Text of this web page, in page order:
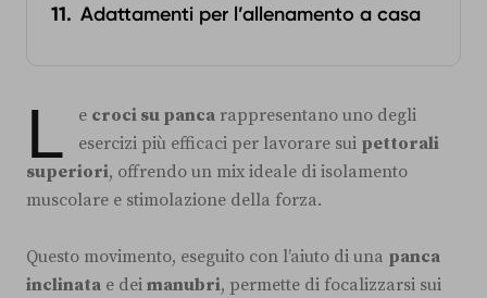
Adattamenti per l’allenamento a casa
L e croci su panca rappresentano uno degli
esercizi più efficaci per lavorare sui pettorali
superiori, offrendo un mix ideale di isolamento
muscolare e stimolazione della forza.
Questo movimento, eseguito con l’aiuto di una panca
inclinata e dei manubri, permette di focalizzarsi sui